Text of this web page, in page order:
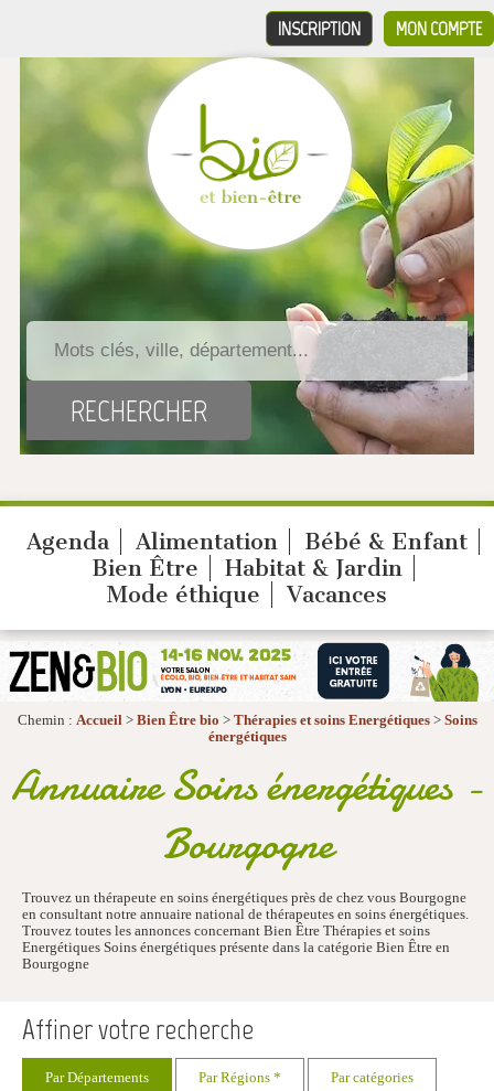
MON COMPTE
INSCRIPTION
Agenda Alimentation
Bébé & Enfant
Bien Être
Habitat & Jardin
Mode éthique
Vacances
Chemin : Accueil> Bien Être bio > Thérapies et soins Energétiques > Soins
énergétiques
Annuaire Soins énergétiques -
Bourgogne
Trouvez un thérapeute en soins énergétiques près de chez vous Bourgogne
en consultant notre annuaire national de thérapeutes en soins énergétiques.
Trouvez toutes les annonces concernant Bien Être Thérapies et soins
Energétiques Soins énergétiques présente dans la catégorie Bien Être en
Bourgogne
Affiner votre recherche
Par Départements Par Régions * Par catégories